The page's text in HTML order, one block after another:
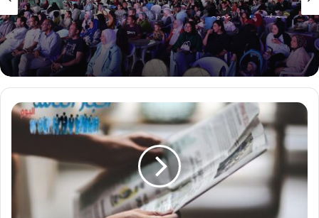
2 أغسطس، 2026
“شاطئ الفن” يفتتح فعالياته في مطروح
والإسكندرية.. 118 عرضًا فنيًا لإحياء التراث المصري
بدء
منافسات
دورة
الألعاب
البارالمبية
طوكيو
2020...